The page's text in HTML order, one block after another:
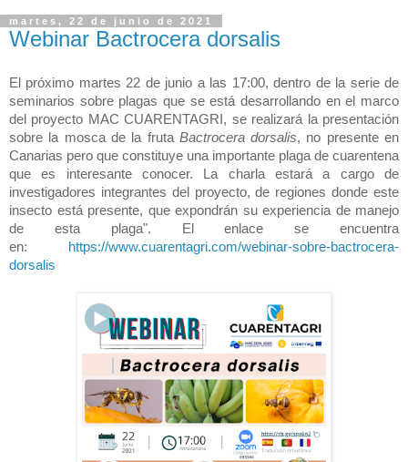
martes, 22 de junio de 2021
Webinar Bactrocera dorsalis
El próximo martes 22 de junio a las 17:00, dentro de la serie de
seminarios sobre plagas que se está desarrollando en el marco
del proyecto MAC CUARENTAGRI, se realizará la presentación
sobre la mosca de la fruta Bactrocera dorsalis, no presente en
Canarias pero que constituye una importante plaga de cuarentena
que es interesante conocer. La charla estará a cargo de
investigadores integrantes del proyecto, de regiones donde este
insecto está presente, que expondrán su experiencia de manejo
de esta plaga". El enlace se encuentra
en:
https://www.cuarentagri.com/webinar-sobre-bactrocera-
dorsalis